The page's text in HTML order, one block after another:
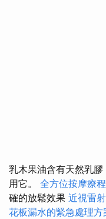
乳木果油含有天然乳
用它。 全方位按摩療程
確的放鬆效果 近視雷
花板漏水的緊急處理方